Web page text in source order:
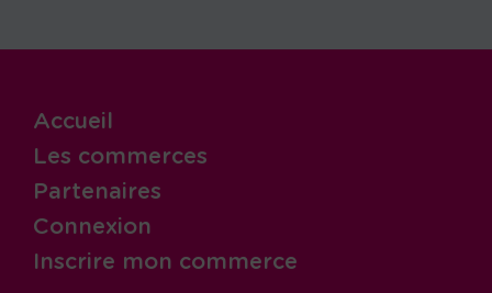
Accueil
Les commerces
Partenaires
Connexion
Inscrire mon commerce